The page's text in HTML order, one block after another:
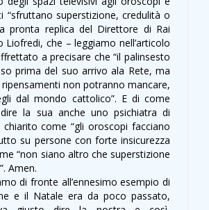
“sfruttano superstizione, credulità o
pronta replica del Direttore di Rai
Liofredi, che – leggiamo nell’articolo
a precisare che “il palinsesto
prima del suo arrivo ala Rete, ma
non potranno mancare,
dal mondo cattolico”. E di come
la sua anche uno psichiatra di
chiarito come “gli oroscopi facciano
su persone con forte insicurezza
“non siano altro che superstizione
Amen.
di fronte all’ennesimo esempio di
e il Natale era da poco passato,